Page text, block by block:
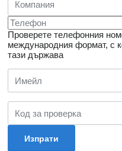
Проверете телефонния
международния формат, с
тази държава